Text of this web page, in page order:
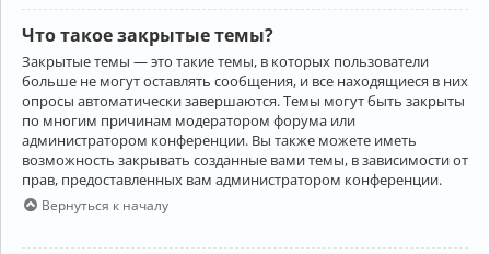
Что такое закрытые темы?
Закрытые темы — это такие темы, в которых пользователи
больше не могут оставлять сообщения, и все находящиеся в них
опросы автоматически завершаются. Темы могут быть закрыты
по многим причинам модератором форума или
администратором конференции. Вы также можете иметь
возможность закрывать созданные вами темы, в зависимости от
прав, предоставленных вам администратором конференции.
Вернуться к началу